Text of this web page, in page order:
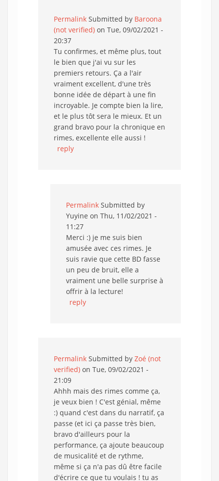
Permalink Submitted by Baroona
(not verified) on Tue, 09/02/2021 -
20:37
Tu confirmes, et même plus, tout
le bien que j'ai vu sur les
premiers retours. Ça a l'air
vraiment excellent, d'une très
bonne idée de départ à une fin
incroyable. Je compte bien la lire,
et le plus tôt sera le mieux. Et un
grand bravo pour la chronique en
rimes, excellente elle aussi !
reply
Permalink Submitted by
Yuyine on Thu, 11/02/2021 -
11:27
Merci :) je me suis bien
amusée avec ces rimes. Je
suis ravie que cette BD fasse
un peu de bruit, elle a
vraiment une belle surprise à
offrir à la lecture!
reply
Permalink Submitted by Zoé (not
verified) on Tue, 09/02/2021 -
21:09
Ahhh mais des rimes comme ça,
je veux bien ! C'est génial, même
:) quand c'est dans du narratif, ça
passe (et ici ça passe très bien,
bravo d'ailleurs pour la
performance, ça ajoute beaucoup
de musicalité et de rythme,
même si ça n'a pas dû être facile
d'écrire ce que tu voulais ! tu as